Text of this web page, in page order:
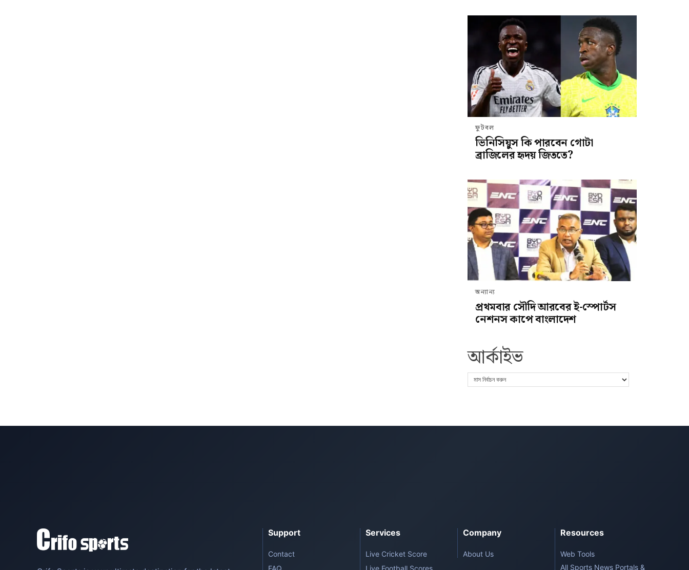
ফুটবল
ভিনিসিয়ুস কি পারবেন গোটা
ব্রাজিলের হৃদয় জিততে?
অন্যান্য
প্রথমবার সৌদি আরবের ই-স্পোর্টস
নেশনস কাপে বাংলাদেশ
আর্কাইভ
Support
Contact
FAQ
Services
Live Cricket Score
Live Football Scores
Company
About Us
Resources
Web Tools
All Sports News Portals &